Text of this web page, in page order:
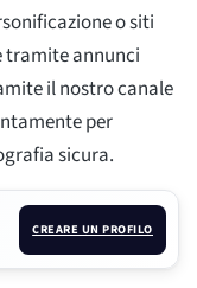
o siti
annunci
il nostro canale
per
sicura.
CREARE UN PROFILO